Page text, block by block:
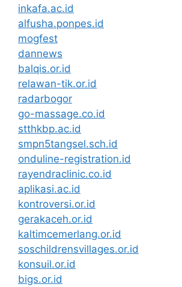
inkafa.ac.id
alfusha.ponpes.id
mogfest
dannews
balqis.or.id
relawan-tik.or.id
radarbogor
go-massage.co.id
stthkbp.ac.id
smpn5tangsel.sch.id
onduline-registration.id
rayendraclinic.co.id
aplikasi.ac.id
kontroversi.or.id
gerakaceh.or.id
kaltimcemerlang.or.id
soschildrensvillages.or.id
konsuil.or.id
bigs.or.id